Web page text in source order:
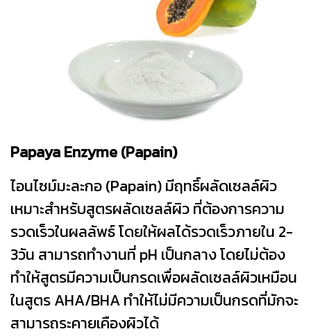
Papaya Enzyme (Papain)
ไอนไซม์มะละกอ (Papain) มีฤทธิ์ผลัดเซลล์ผิว
เหมาะสำหรับสูตรผลัดเซลล์ผิว ที่ต้องการความ
รวดเร็วในผลลัพธ์ โดยให้ผลได้รวดเร็วภายใน 2-
3วัน สามารถทำงานที่ pH เป็นกลาง โดยไม่ต้อง
ทำให้สูตรมีความเป็นกรดเพื่อผลัดเซลล์ผิวเหมือน
ในสูตร AHA/BHA ทำให้ไม่มีความเป็นกรดที่มักจะ
สามารถระคายเคืองผิวได้